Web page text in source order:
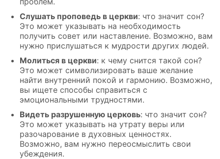
Слушать проповедь в церкви: что значит сон?
Это может указывать на необходимость
получить совет или наставление. Возможно, вам
нужно прислушаться к мудрости других людей.
Молиться в церкви: к чему снится такой сон?
Это может символизировать ваше желание
найти внутренний покой и гармонию. Возможно,
вы ищете способы справиться с
эмоциональными трудностями.
Видеть разрушенную церковь: что значит сон?
Это может указывать на утрату веры или
разочарование в духовных ценностях.
Возможно, вам нужно переосмыслить свои
убеждения.